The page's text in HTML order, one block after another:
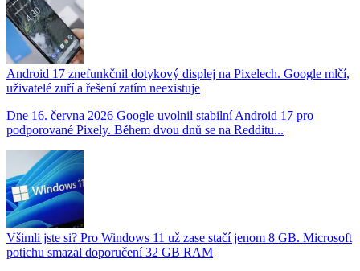
Android 17 znefunkčnil dotykový displej na Pixelech. Google mlčí,
uživatelé zuří a řešení zatím neexistuje
Dne 16. června 2026 Google uvolnil stabilní Android 17 pro
podporované Pixely. Během dvou dnů se na Redditu...
Všimli jste si? Pro Windows 11 už zase stačí jenom 8 GB. Microsoft
potichu smazal doporučení 32 GB RAM